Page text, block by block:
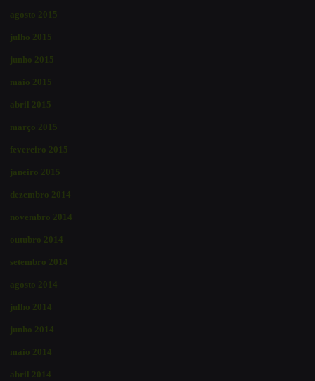
agosto 2015
julho 2015
junho 2015
maio 2015
abril 2015
março 2015
fevereiro 2015
janeiro 2015
dezembro 2014
novembro 2014
outubro 2014
setembro 2014
agosto 2014
julho 2014
junho 2014
maio 2014
abril 2014